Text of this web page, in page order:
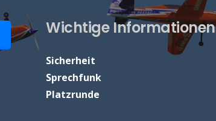
Wichtige Informationen
Sicherheit
Sprechfunk
Platzrunde